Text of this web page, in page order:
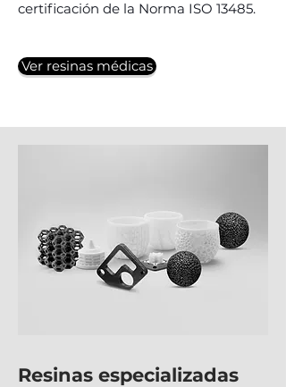
certificación de la Norma ISO 13485.
Ver resinas médicas
Resinas especializadas